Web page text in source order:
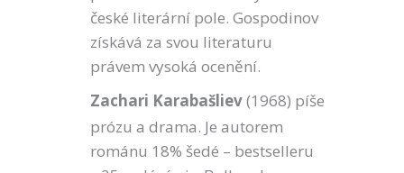
české literární pole. Gospodinov
získává za svou literaturu
právem vysoká ocenění.
Zachari Karabašliev(1968) píše
prózu a drama. Je autorem
románu 18% šedé – bestselleru